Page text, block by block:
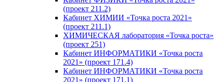
(проект 211.2)
Кабинет ХИМИИ «Точка роста 2021»
(проект 211.1)
ХИМИЧЕСКАЯ лаборатория «Точка роста»
(проект 251)
Кабинет ИНФОРМАТИКИ «Точка роста
2021» (проект 171.4)
Кабинет ИНФОРМАТИКИ «Точка роста
2021» (проект 171.1)